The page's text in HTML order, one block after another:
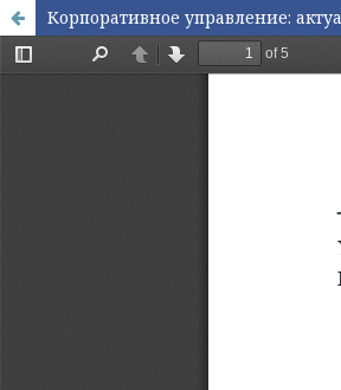
Корпоративное управление: